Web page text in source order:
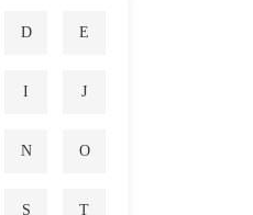
D E
I J
N O
S T